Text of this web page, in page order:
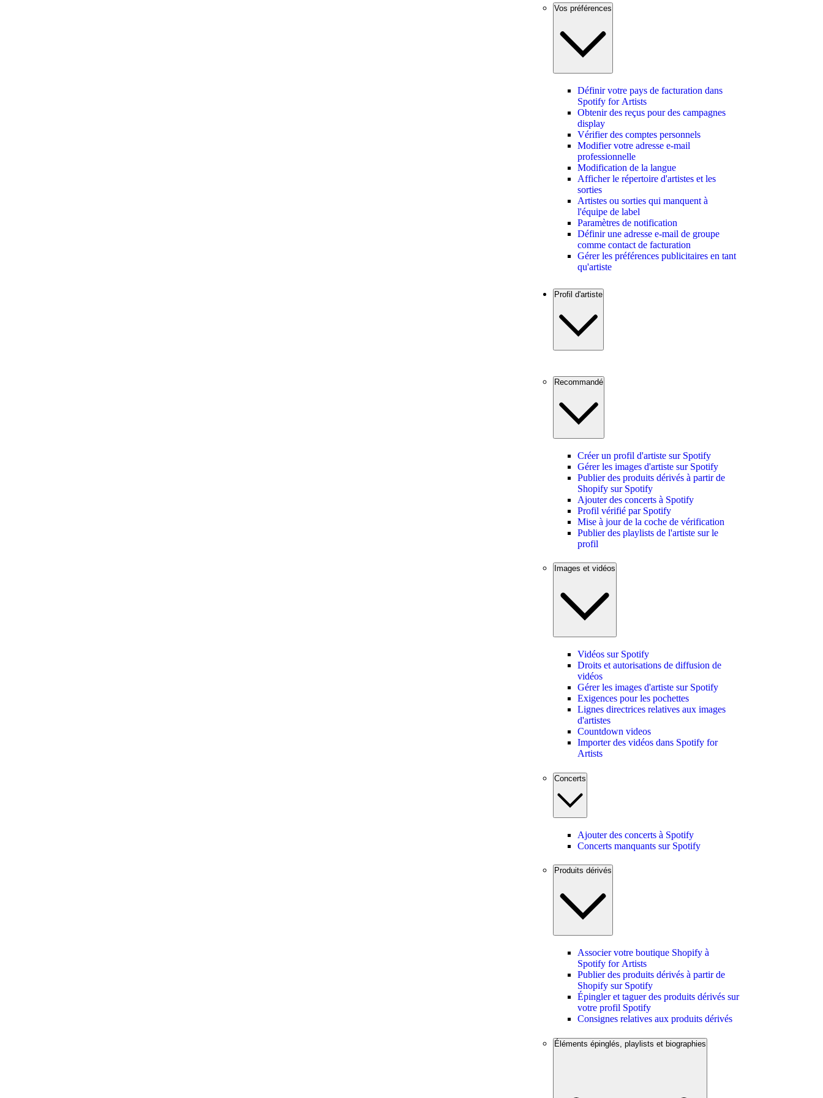
Vos préférences
Définir votre pays de facturation dans
Spotify for Artists
Obtenir des reçus pour des campagnes
display
Vérifier des comptes personnels
Modifier votre adresse e-mail
professionnelle
Modification de la langue
Afficher le répertoire d'artistes et les
sorties
Artistes ou sorties qui manquent à
l'équipe de label
Paramètres de notification
Définir une adresse e-mail de groupe
comme contact de facturation
Gérer les préférences publicitaires en tant
qu'artiste
Profil d'artiste
Recommandé
Créer un profil d'artiste sur Spotify
Gérer les images d'artiste sur Spotify
Publier des produits dérivés à partir de
Shopify sur Spotify
Ajouter des concerts à Spotify
Profil vérifié par Spotify
Mise à jour de la coche de vérification
Publier des playlists de l'artiste sur le
profil
Images et vidéos
Vidéos sur Spotify
Droits et autorisations de diffusion de
vidéos
Gérer les images d'artiste sur Spotify
Exigences pour les pochettes
Lignes directrices relatives aux images
d'artistes
Countdown videos
Importer des vidéos dans Spotify for
Artists
Concerts
Ajouter des concerts à Spotify
Concerts manquants sur Spotify
Produits dérivés
Associer votre boutique Shopify à
Spotify for Artists
Publier des produits dérivés à partir de
Shopify sur Spotify
Épingler et taguer des produits dérivés sur
votre profil Spotify
Consignes relatives aux produits dérivés
Éléments épinglés, playlists et biographies